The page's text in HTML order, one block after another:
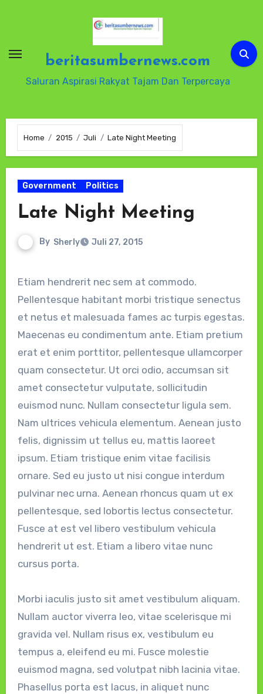
beritasumbernews.com
Saluran Aspirasi Rakyat Tajam Dan Terpercaya
Home 2015 Juli Late Night Meeting
Government Politics
Late Night Meeting
By Sherly Juli 27, 2015
Etiam hendrerit nec sem at commodo.
Pellentesque habitant morbi tristique senectus
et netus et malesuada fames ac turpis egestas.
Maecenas eu condimentum ante. Etiam pretium
erat et enim porttitor, pellentesque ullamcorper
quam consectetur. Ut orci odio, accumsan sit
amet consectetur vulputate, sollicitudin
euismod nunc. Nullam consectetur ligula sem.
Nam ultrices vehicula elementum. Aenean justo
felis, dignissim ut tellus eu, mattis laoreet
ipsum. Etiam tristique enim vitae facilisis
ornare. Sed eu justo ut nisi congue interdum
pulvinar nec urna. Aenean rhoncus quam ut ex
pellentesque, sed lobortis lectus consectetur.
Fusce at est vel libero vestibulum vehicula
hendrerit ut est. Etiam a libero vitae nunc
cursus porta.
Morbi iaculis justo sit amet vestibulum aliquam.
Nullam auctor viverra leo, vitae scelerisque mi
gravida vel. Nullam risus ex, vestibulum eu
tempus a, eleifend eu mi. Fusce molestie
euismod magna, sed volutpat nibh lacinia vitae.
Phasellus porta est lacus, in aliquet nunc